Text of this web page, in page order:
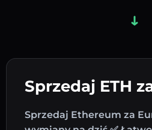
Sprzedaj ETH
Sprzedaj Ethereum za